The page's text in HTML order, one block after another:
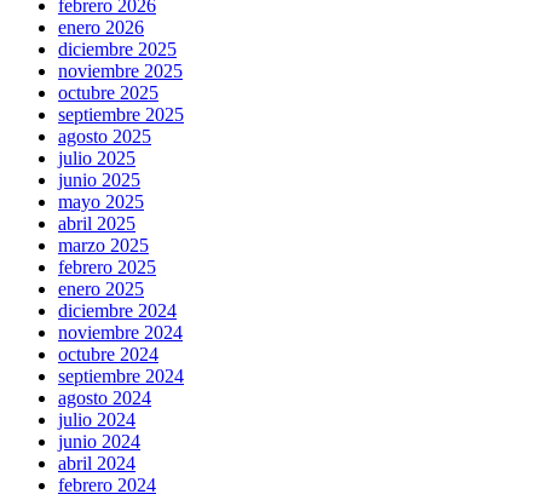
febrero 2026
enero 2026
diciembre 2025
noviembre 2025
octubre 2025
septiembre 2025
agosto 2025
julio 2025
junio 2025
mayo 2025
abril 2025
marzo 2025
febrero 2025
enero 2025
diciembre 2024
noviembre 2024
octubre 2024
septiembre 2024
agosto 2024
julio 2024
junio 2024
abril 2024
febrero 2024